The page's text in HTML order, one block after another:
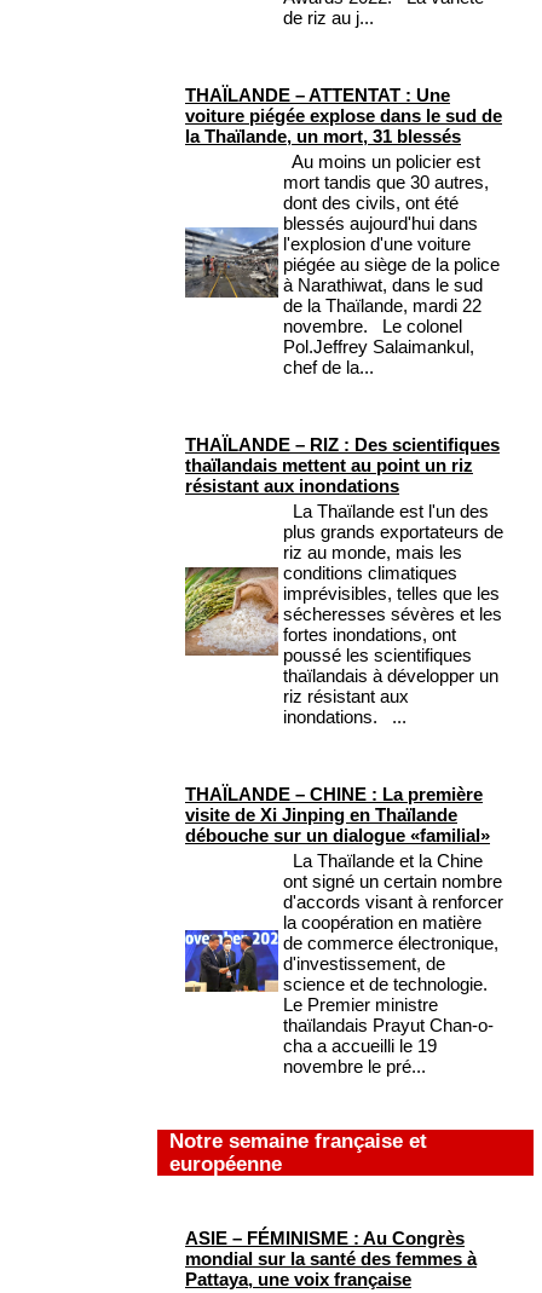
de riz au j...
THAÏLANDE – ATTENTAT : Une
voiture piégée explose dans le sud de
la Thaïlande, un mort, 31 blessés
Au moins un policier est
mort tandis que 30 autres,
dont des civils, ont été
blessés aujourd'hui dans
l'explosion d'une voiture
piégée au siège de la police
à Narathiwat, dans le sud
de la Thaïlande, mardi 22
novembre. Le colonel
Pol.Jeffrey Salaimankul,
chef de la...
THAÏLANDE – RIZ : Des scientifiques
thaïlandais mettent au point un riz
résistant aux inondations
La Thaïlande est l'un des
plus grands exportateurs de
riz au monde, mais les
conditions climatiques
imprévisibles, telles que les
sécheresses sévères et les
fortes inondations, ont
poussé les scientifiques
thaïlandais à développer un
riz résistant aux
inondations. ...
THAÏLANDE – CHINE : La première
visite de Xi Jinping en Thaïlande
débouche sur un dialogue «familial»
La Thaïlande et la Chine
ont signé un certain nombre
d'accords visant à renforcer
la coopération en matière
de commerce électronique,
d'investissement, de
science et de technologie.
Le Premier ministre
thaïlandais Prayut Chan-o-
cha a accueilli le 19
novembre le pré...
Notre semaine française et
européenne
ASIE – FÉMINISME : Au Congrès
mondial sur la santé des femmes à
Pattaya, une voix française